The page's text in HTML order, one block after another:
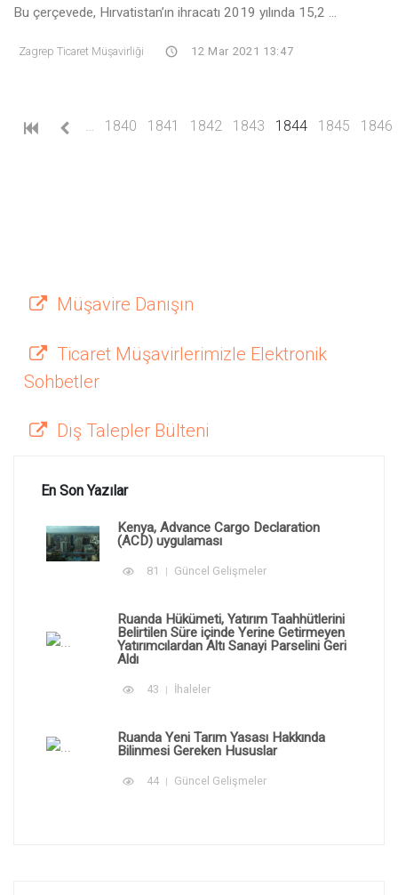
Bu çerçevede, Hırvatistan’ın ihracatı 2019 yılında 15,2 ...
Zagrep Ticaret Müşavirliği 12 Mar 2021 13:47
1840 1841 1842 1843 1844(current)
1845 1846
Müşavire Danışın
Ticaret Müşavirlerimizle Elektronik
Sohbetler
Dış Talepler Bülteni
En Son Yazılar
Kenya, Advance Cargo Declaration
(ACD) uygulaması
81 Güncel Gelişmeler
Ruanda Hükümeti, Yatırım Taahhütlerini
Belirtilen Süre içinde Yerine Getirmeyen
Yatırımcılardan Altı Sanayi Parselini Geri
Aldı
43 İhaleler
Ruanda Yeni Tarım Yasası Hakkında
Bilinmesi Gereken Hususlar
44 Güncel Gelişmeler